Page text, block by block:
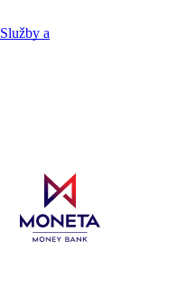
Služby a